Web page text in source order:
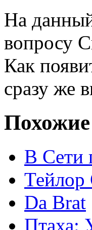
На
вопросу
Как
сразу же
В Сети
Тейлор
Da Brat
Птаха: